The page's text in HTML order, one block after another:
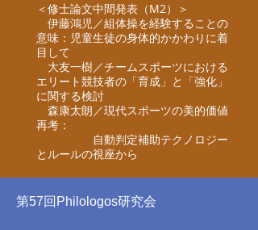
＜修士論文中間発表（M2）＞
伊藤鴻児／組体操を経験することの
意味：児童生徒の身体的かかわりに着
目して
大友一樹／チームスポーツにおける
エリート競技者の「育成」と「強化」
に関する検討
森康太朗／現代スポーツの美的価値
再考：
自動判定補助テクノロジー
とルールの視座から
第57回Philologos研究会